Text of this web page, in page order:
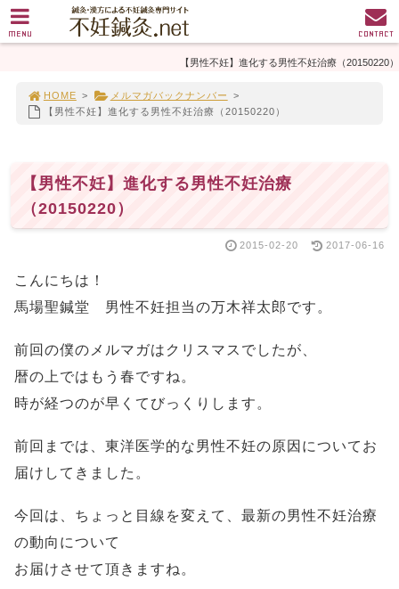
【男性不妊】進化する男性不妊治療（20150220）
HOME > メルマガバックナンバー
>
【男性不妊】進化する男性不妊治療（20150220）
【男性不妊】進化する男性不妊治療
（20150220）
2015-02-20 2017-06-16
こんにちは！
馬場聖鍼堂 男性不妊担当の万木祥太郎です。
前回の僕のメルマガはクリスマスでしたが、
暦の上ではもう春ですね。
時が経つのが早くてびっくりします。
前回までは、東洋医学的な男性不妊の原因についてお
届けしてきました。
今回は、ちょっと目線を変えて、最新の男性不妊治療
の動向について
お届けさせて頂きますね。
MENU CONTACT